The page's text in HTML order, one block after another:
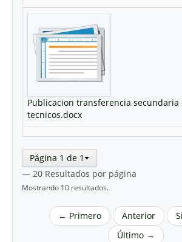
Publicacion transferencia secundaria
tecnicos.docx
Página 1 de 1
— 20 Resultados por página
Mostrando 10 resultados.
← Primero Anterior
Último →